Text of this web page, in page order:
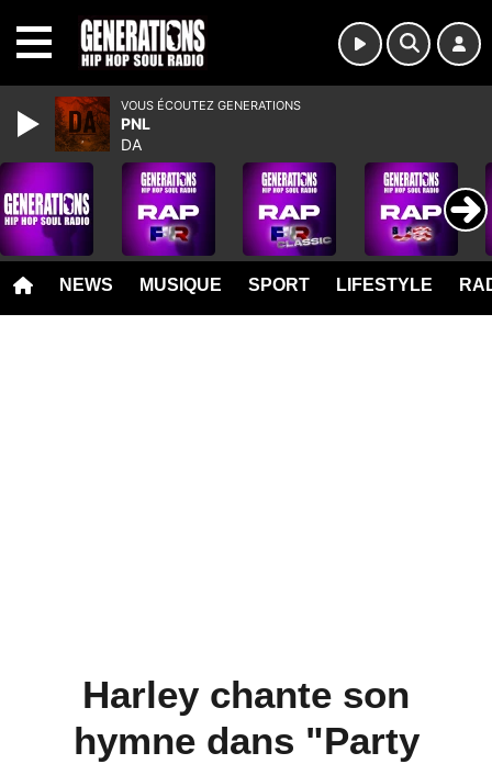
NEWS MUSIQUE SPORT LIFESTYLE
Harley chante son
hymne dans "Party
VOUS ÉCOUTEZ GENERATIONS
PNL
DA